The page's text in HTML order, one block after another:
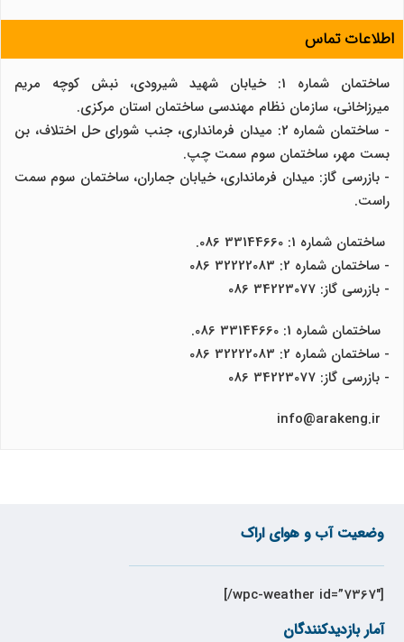
اطلاعات تماس
ساختمان شماره 1: خیابان شهید شیرودی، نبش کوچه مریم
میرزاخانی، سازمان نظام مهندسی ساختمان استان مرکزی.
- ساختمان شماره 2: میدان فرمانداری، جنب شورای حل اختلاف، بن
بست مهر، ساختمان سوم سمت چپ.
- بازرسی گاز: میدان فرمانداری، خیابان جماران، ساختمان سوم سمت
راست.
ساختمان شماره 1: 33144660 086.
- ساختمان شماره 2: 32222083 086
- بازرسی گاز: 34223077 086
ساختمان شماره 1: 33144660 086.
- ساختمان شماره 2: 32222083 086
- بازرسی گاز: 34223077 086
وضعیت آب و هوای اراک
[wpc-weather id=”7367″/]
آمار بازدیدکنندگان